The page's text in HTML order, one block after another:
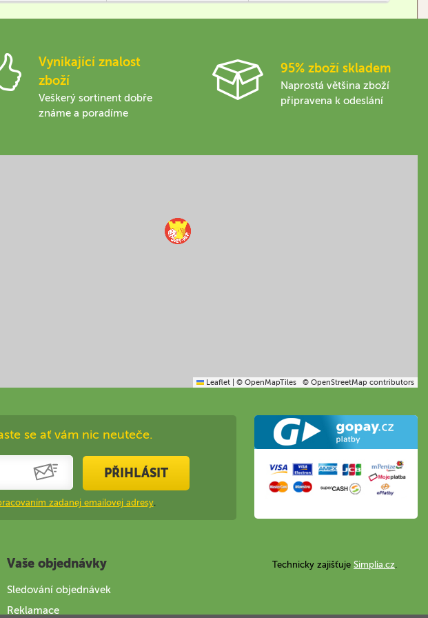
Vynikající znalost
zboží
Veškerý sortinent dobře
známe a poradíme
95% zboží skladem
Naprostá většina zboží
připravena k odeslání
Leaflet © OpenMapTiles © OpenStreetMap contributors
se ať vám nic neuteče.
PŘIHLÁSIT
zadanej emailovej adresy.
Vaše objednávky
Sledování objednávek
Reklamace
Technicky zajišťuje Simplia.cz